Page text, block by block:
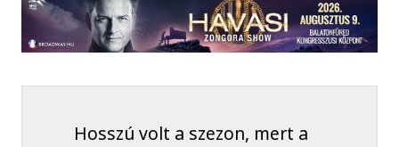
Hosszú volt a szezon, mert a